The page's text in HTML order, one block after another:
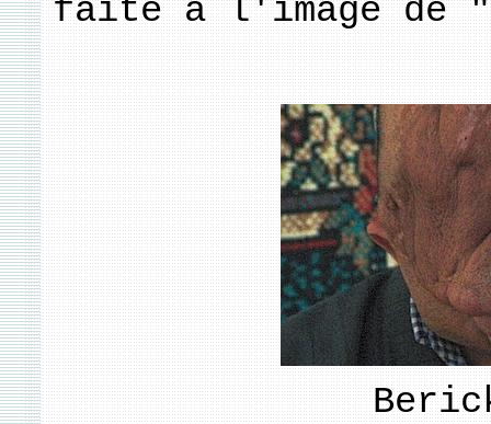
faite à l'image de